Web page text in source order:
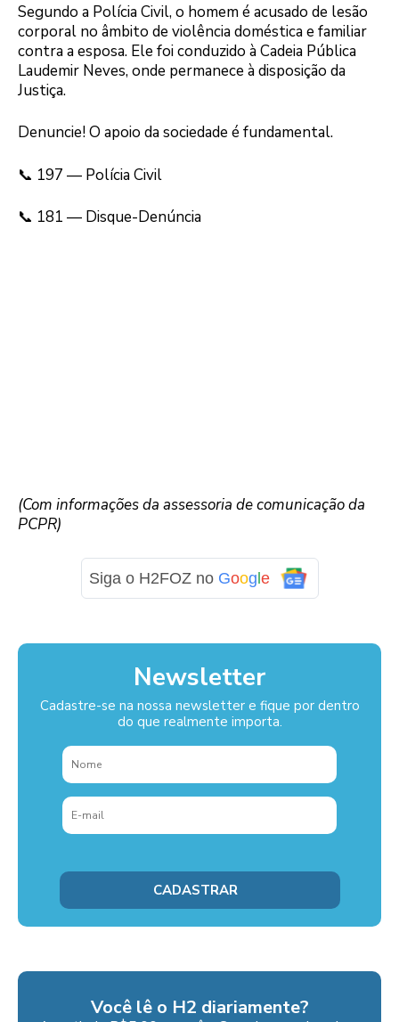
Segundo a Polícia Civil, o homem é acusado de lesão
corporal no âmbito de violência doméstica e familiar
contra a esposa. Ele foi conduzido à Cadeia Pública
Laudemir Neves, onde permanece à disposição da
Justiça.
Denuncie! O apoio da sociedade é fundamental.
📞 197 — Polícia Civil
📞 181 — Disque-Denúncia
(Com informações da assessoria de comunicação da
PCPR)
Siga o H2FOZ no Google
Newsletter
Cadastre-se na nossa newsletter e fique por dentro
do que realmente importa.
Você lê o H2 diariamente?